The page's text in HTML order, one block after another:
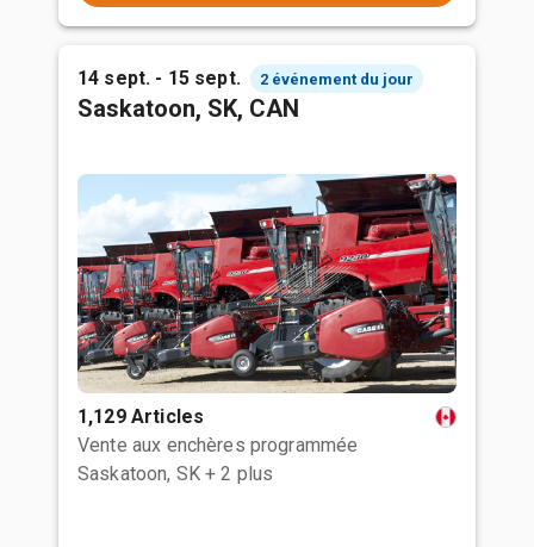
14 sept. - 15 sept. 2 événement du jour
Saskatoon, SK, CAN
1,129 Articles
Vente aux enchères programmée
Saskatoon, SK + 2 plus